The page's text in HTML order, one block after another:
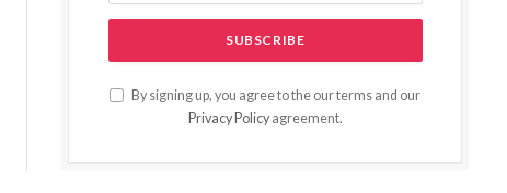
By signing up, you agree to the our terms and our
Privacy Policyagreement.